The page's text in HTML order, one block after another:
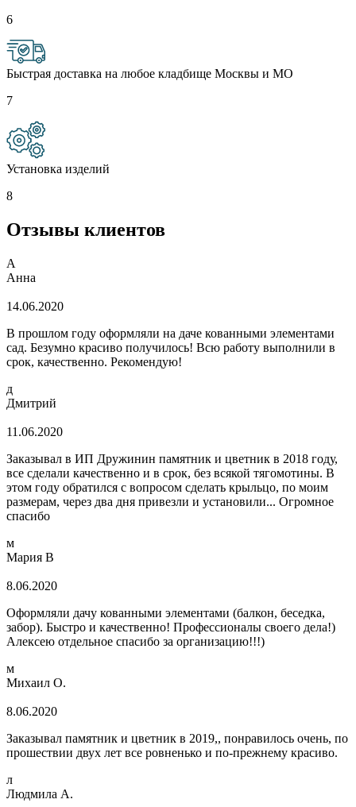
6
Быстрая доставка на любое кладбище Москвы и МО
7
Установка изделий
8
Отзывы клиентов
А
Анна
14.06.2020
В прошлом году оформляли на даче кованными элементами
сад. Безумно красиво получилось! Всю работу выполнили в
срок, качественно. Рекомендую!
д
Дмитрий
11.06.2020
Заказывал в ИП Дружинин памятник и цветник в 2018 году,
все сделали качественно и в срок, без всякой тягомотины. В
этом году обратился с вопросом сделать крыльцо, по моим
размерам, через два дня привезли и установили... Огромное
спасибо
м
Мария В
8.06.2020
Оформляли дачу кованными элементами (балкон, беседка,
забор). Быстро и качественно! Профессионалы своего дела!)
Алексею отдельное спасибо за организацию!!!)
м
Михаил О.
8.06.2020
Заказывал памятник и цветник в 2019,, понравилось очень, по
прошествии двух лет все ровненько и по-прежнему красиво.
л
Людмила А.